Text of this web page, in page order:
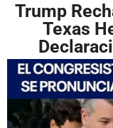
Trump
Texas